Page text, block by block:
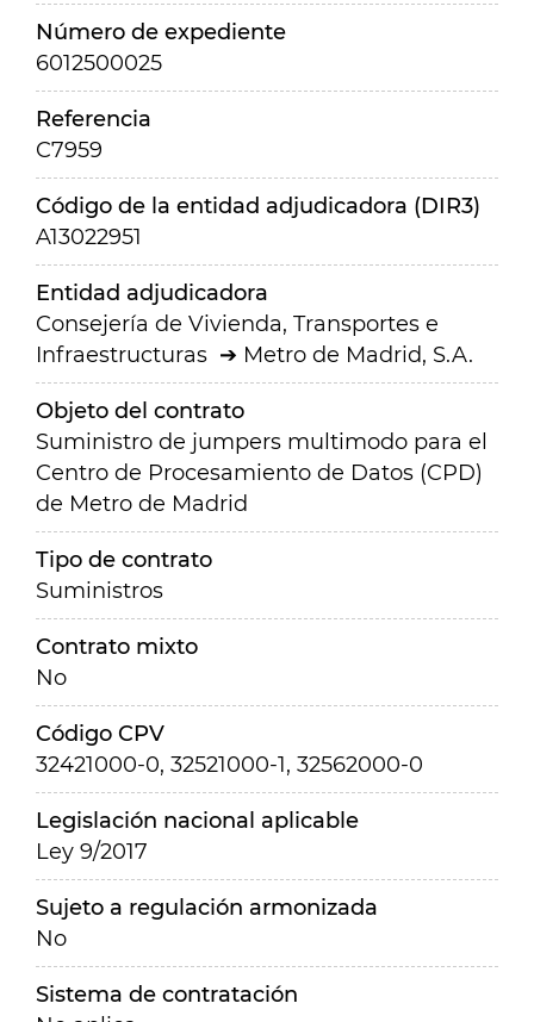
Número de expediente
6012500025
Referencia
C7959
Código de la entidad adjudicadora (DIR3)
A13022951
Entidad adjudicadora
Consejería de Vivienda, Transportes e
Infraestructuras
Metro de Madrid, S.A.
Objeto del contrato
Suministro de jumpers multimodo para el
Centro de Procesamiento de Datos (CPD)
de Metro de Madrid
Tipo de contrato
Suministros
Contrato mixto
No
Código CPV
32421000-0, 32521000-1, 32562000-0
Legislación nacional aplicable
Ley 9/2017
Sujeto a regulación armonizada
No
Sistema de contratación